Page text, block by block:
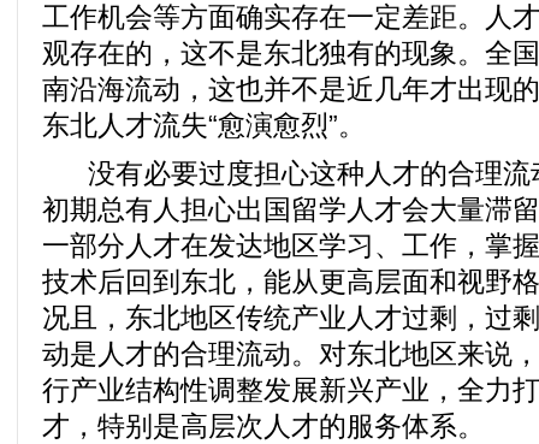
工作机会等方面确实存在一定差距。人
观存在的，这不是东北独有的现象。全
南沿海流动，这也并不是近几年才出现
东北人才流失“愈演愈烈”。
没有必要过度担心这种人才的合理流
初期总有人担心出国留学人才会大量滞
一部分人才在发达地区学习、工作，掌
技术后回到东北，能从更高层面和视野
况且，东北地区传统产业人才过剩，过
动是人才的合理流动。对东北地区来说
行产业结构性调整发展新兴产业，全力
才，特别是高层次人才的服务体系。